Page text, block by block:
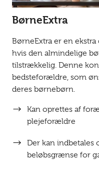
BørneExtra
BørneExtra er en
hvis den almindelige
tilstrækkelig. Denne
bedsteforældre, som
deres børnebørn.
Kan oprettes af
plejeforældre
Der kan indbetales
beløbsgrænse for